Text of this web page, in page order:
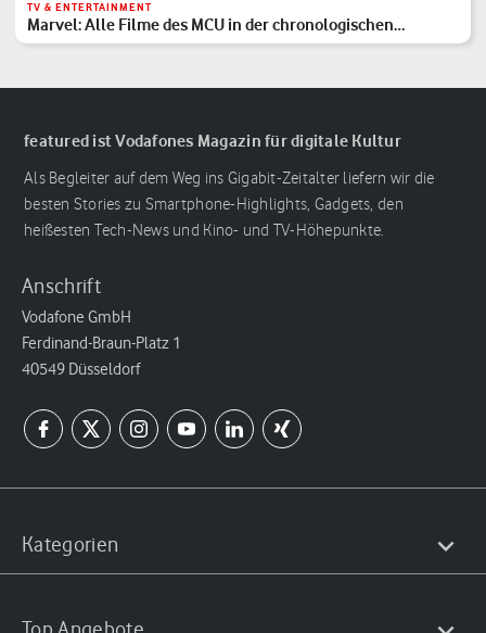
TV & ENTERTAINMENT
Marvel: Alle Filme des MCU in der chronologischen
Reihenfolge
featured ist Vodafones Magazin für digitale Kultur
Als Begleiter auf dem Weg ins Gigabit-Zeitalter liefern wir die
besten Stories zu Smartphone-Highlights, Gadgets, den
heißesten Tech-News und Kino- und TV-Höhepunkte.
Anschrift
Vodafone GmbH
Ferdinand-Braun-Platz 1
40549 Düsseldorf
Kategorien